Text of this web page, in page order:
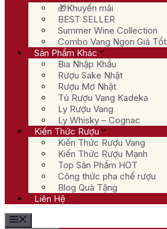
🎁Khuyến mãi
BEST SELLER
Summer Wine Collection
Combo Vang Ngon Giá Tốt
Sản Phẩm Khác
Bia Nhập Khẩu
Rượu Sake Nhật
Rượu Mơ Nhật
Tủ Rượu Vang Kadeka
Ly Rượu Vang
Ly Whisky – Cognac
Kiến Thức Rượu
Kiến Thức Rượu Vang
Kiến Thức Rượu Mạnh
Top Sản Phẩm HOT
Công thức pha chế rượu
Blog Quà Tặng
Liên Hệ